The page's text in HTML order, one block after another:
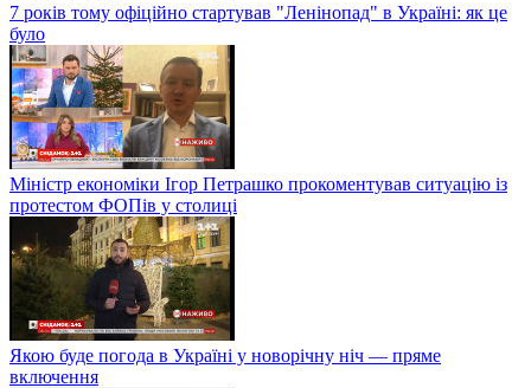
7 років тому офіційно стартував "Ленінопад" в Україні: як це
було
Міністр економіки Ігор Петрашко прокоментував ситуацію із
протестом ФОПів у столиці
Якою буде погода в Україні у новорічну ніч — пряме
включення